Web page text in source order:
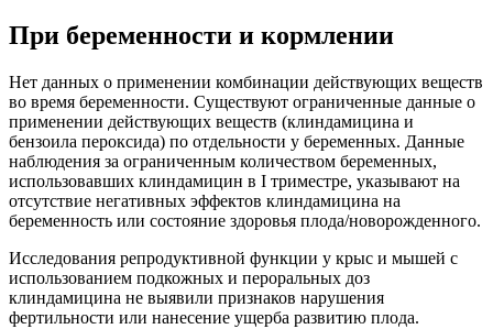
При беременности и кормлении
Нет данных о применении комбинации действующих веществ
во время беременности. Существуют ограниченные данные о
применении действующих веществ (клиндамицина и
бензоила пероксида) по отдельности у беременных. Данные
наблюдения за ограниченным количеством беременных,
использовавших клиндамицин в I триместре, указывают на
отсутствие негативных эффектов клиндамицина на
беременность или состояние здоровья плода/новорожденного.
Исследования репродуктивной функции у крыс и мышей с
использованием подкожных и пероральных доз
клиндамицина не выявили признаков нарушения
фертильности или нанесение ущерба развитию плода.